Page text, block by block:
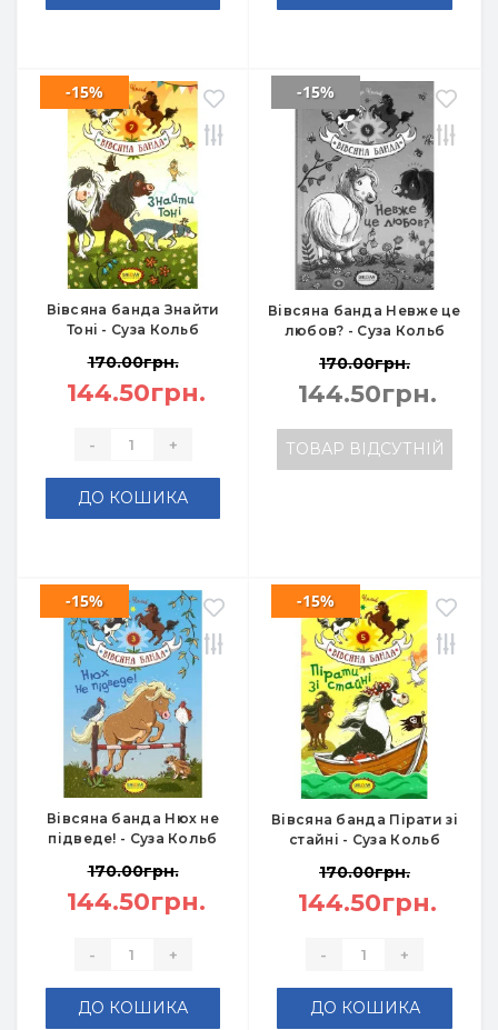
Вівсяна банда Знайти
Тоні - Суза Кольб
-15%
170.00грн.
144.50грн.
- +
ДО КОШИКА
Вівсяна банда Невже це
любов? - Суза Кольб
-15%
170.00грн.
144.50грн.
ТОВАР ВІДСУТНІЙ
Вівсяна банда Нюх не
підведе! - Суза Кольб
-15%
170.00грн.
144.50грн.
- +
ДО КОШИКА
Вівсяна банда Пірати зі
стайні - Суза Кольб
-15%
170.00грн.
144.50грн.
- +
ДО КОШИКА